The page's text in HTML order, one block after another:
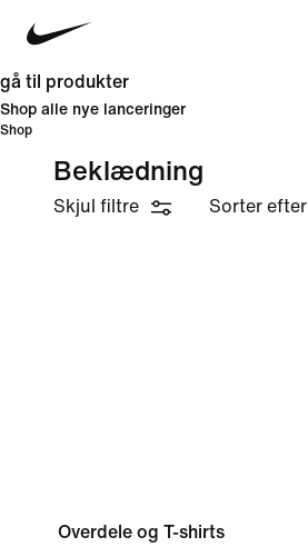
gå til produkter
Shop alle nye lanceringer
Shop
Beklædning
Skjul filtre Sorter efter
Overdele og T-shirts